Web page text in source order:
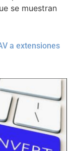
se muestran
a extensiones